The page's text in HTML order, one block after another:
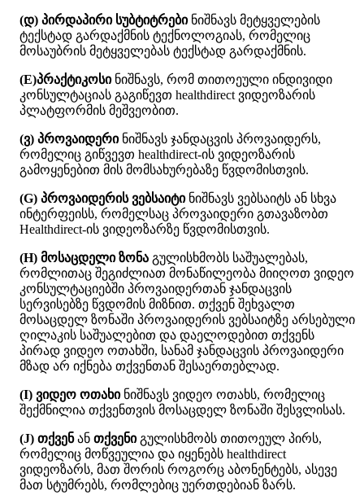
(დ) პირდაპირი სუბტიტრები ნიშნავს მეტყველების
ტექსტად გარდაქმნის ტექნოლოგიას, რომელიც
მოსაუბრის მეტყველებას ტექსტად გარდაქმნის.
(E)პრაქტიკოსი ნიშნავს, რომ თითოეული ინდივიდი
კონსულტაციას გაგიწევთ healthdirect ვიდეოზარის
პლატფორმის მეშვეობით.
(ვ) პროვაიდერი ნიშნავს ჯანდაცვის პროვაიდერს,
რომელიც გიწვევთ healthdirect-ის ვიდეოზარის
გამოყენებით მის მომსახურებაზე წვდომისთვის.
(G) პროვაიდერის ვებსაიტი ნიშნავს ვებსაიტს ან სხვა
ინტერფეისს, რომელსაც პროვაიდერი გთავაზობთ
Healthdirect-ის ვიდეოზარზე წვდომისთვის.
(H) მოსაცდელი ზონა გულისხმობს საშუალებას,
რომლითაც შეგიძლიათ მონაწილეობა მიიღოთ ვიდეო
კონსულტაციებში პროვაიდერთან ჯანდაცვის
სერვისებზე წვდომის მიზნით. თქვენ შეხვალთ
მოსაცდელ ზონაში პროვაიდერის ვებსაიტზე არსებული
ღილაკის საშუალებით და დაელოდებით თქვენს
პირად ვიდეო ოთახში, სანამ ჯანდაცვის პროვაიდერი
მზად არ იქნება თქვენთან შესაერთებლად.
(I) ვიდეო ოთახი ნიშნავს ვიდეო ოთახს, რომელიც
შექმნილია თქვენთვის მოსაცდელ ზონაში შესვლისას.
(J) თქვენ ან თქვენი გულისხმობს თითოეულ პირს,
რომელიც მოწვეულია და იყენებს healthdirect
ვიდეოზარს, მათ შორის როგორც აბონენტებს, ასევე
მათ სტუმრებს, რომლებიც უერთდებიან ზარს.